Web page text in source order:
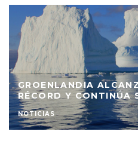
GROENLANDIA
RÉCORD Y CONTINÚA
NOTICIAS